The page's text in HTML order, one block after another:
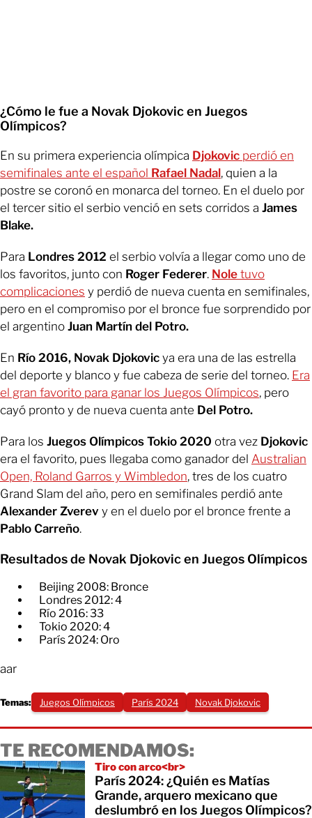
¿Cómo le fue a Novak Djokovic en Juegos
Olímpicos?
En su primera experiencia olímpica Djokovic perdió en
semifinales ante el español Rafael Nadal, quien a la
postre se coronó en monarca del torneo. En el duelo por
el tercer sitio el serbio venció en sets corridos a James
Blake.
Para Londres 2012 el serbio volvía a llegar como uno de
los favoritos, junto con Roger Federer. Nole tuvo
complicaciones y perdió de nueva cuenta en semifinales,
pero en el compromiso por el bronce fue sorprendido por
el argentino Juan Martín del Potro.
En Río 2016, Novak Djokovic ya era una de las estrella
del deporte y blanco y fue cabeza de serie del torneo. Era
el gran favorito para ganar los Juegos Olímpicos, pero
cayó pronto y de nueva cuenta ante Del Potro.
Para los Juegos Olímpicos Tokio 2020 otra vez Djokovic
era el favorito, pues llegaba como ganador del Australian
Open, Roland Garros y Wimbledon, tres de los cuatro
Grand Slam del año, pero en semifinales perdió ante
Alexander Zverev y en el duelo por el bronce frente a
Pablo Carreño.
Resultados de Novak Djokovic en Juegos Olímpicos
Beijing 2008: Bronce
​Londres 2012: 4
​Río 2016: 33
​Tokio 2020: 4
​París 2024: Oro
aar
Temas: Juegos Olímpicos París 2024 Novak Djokovic
TE RECOMENDAMOS:
Tiro con arco<br>
París 2024: ¿Quién es Matías
Grande, arquero mexicano que
deslumbró en los Juegos Olímpicos?